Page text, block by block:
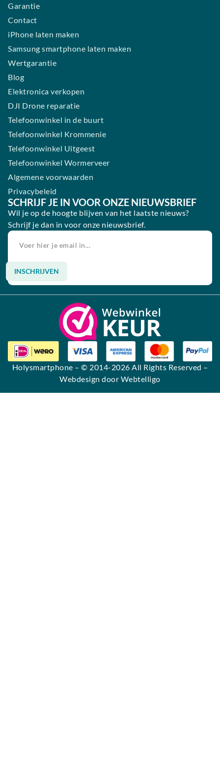
Garantie
Contact
iPhone laten maken
Samsung smartphone laten maken
Wertgarantie
Blog
Elektronica verkopen
DJI Drone reparatie
Telefoonwinkel in de buurt
Telefoonwinkel Krommenie
Telefoonwinkel Uitgeest
Telefoonwinkel Wormerveer
Algemene voorwaarden
Privacybeleid
SCHRIJF JE IN VOOR ONZE NIEUWSBRIEF
Wil je op de hoogte blijven van het laatste nieuws?
Schrijf je dan in voor onze nieuwsbrief.
INSCHRIJVEN
Alternative:
Holysmartphone – © 2014-2026 All Rights Reserved –
Webdesign door Webtelligo